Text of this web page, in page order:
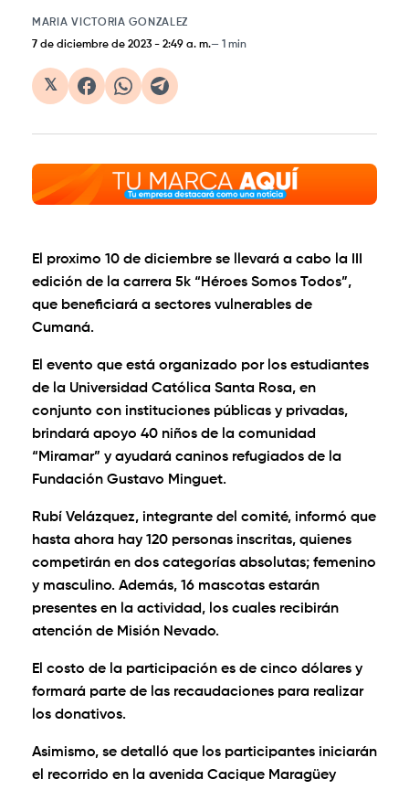
MARIA VICTORIA GONZALEZ
7 de diciembre de 2023 - 2:49 a. m. 1 min
𝕏
El proximo 10 de diciembre se llevará a cabo la III
edición de la carrera 5k “Héroes Somos Todos”,
que beneficiará a sectores vulnerables de
Cumaná.
El evento que está organizado por los estudiantes
de la Universidad Católica Santa Rosa, en
conjunto con instituciones públicas y privadas,
brindará apoyo 40 niños de la comunidad
“Miramar” y ayudará caninos refugiados de la
Fundación Gustavo Minguet.
Rubí Velázquez, integrante del comité, informó que
hasta ahora hay 120 personas inscritas, quienes
competirán en dos categorías absolutas; femenino
y masculino. Además, 16 mascotas estarán
presentes en la actividad, los cuales recibirán
atención de Misión Nevado.
El costo de la participación es de cinco dólares y
formará parte de las recaudaciones para realizar
los donativos.
Asimismo, se detalló que los participantes iniciarán
el recorrido en la avenida Cacique Maragüey